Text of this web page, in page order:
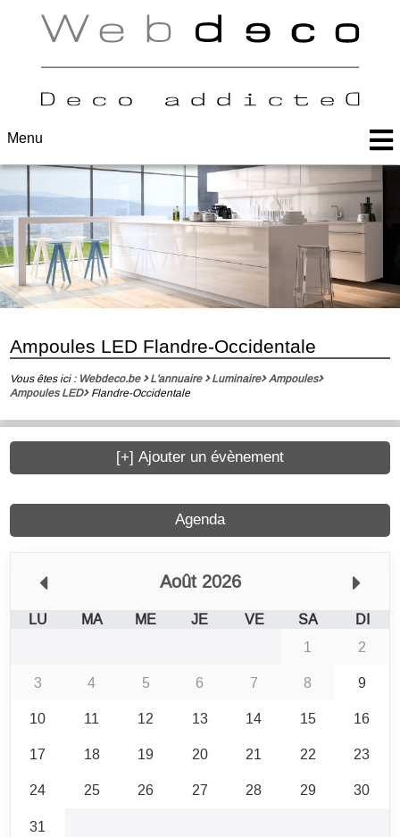
Menu
Ampoules LED Flandre-Occidentale
Vous êtes ici : Webdeco.be L'annuaire Luminaire Ampoules
Ampoules LED
Flandre-Occidentale
Agenda
Août 2026
LU MA ME JE VE SA
DI
1
2
3
4 5 6 7 8
9
10
11 12 13 14 15
16
17
18 19 20 21 22
23
24
25 26 27 28 29
30
31
[+] Ajouter un évènement